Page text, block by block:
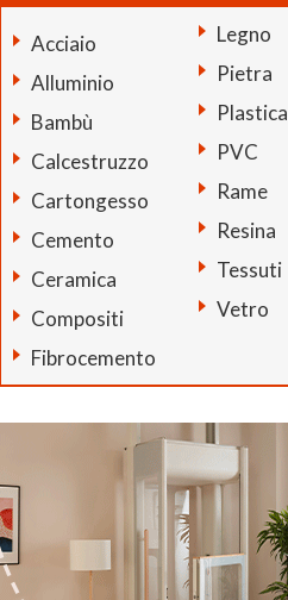
Acciaio
Alluminio
Bambù
Calcestruzzo
Cartongesso
Cemento
Ceramica
Compositi
Fibrocemento
Legno
Pietra
Plastica
PVC
Rame
Resina
Tessuti
Vetro